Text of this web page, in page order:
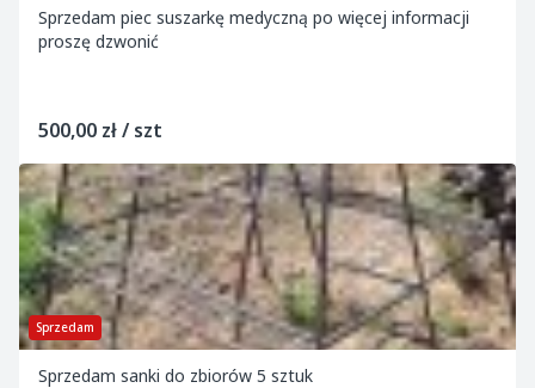
Sprzedam piec suszarkę medyczną po więcej informacji
proszę dzwonić
500,00 zł / szt
Sprzedam
Sprzedam sanki do zbiorów 5 sztuk